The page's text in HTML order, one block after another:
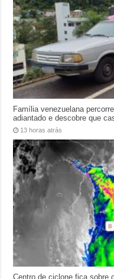
Família venezuelana
adiantado e descobre que
13 horas atrás
Centro de ciclone fica sobre